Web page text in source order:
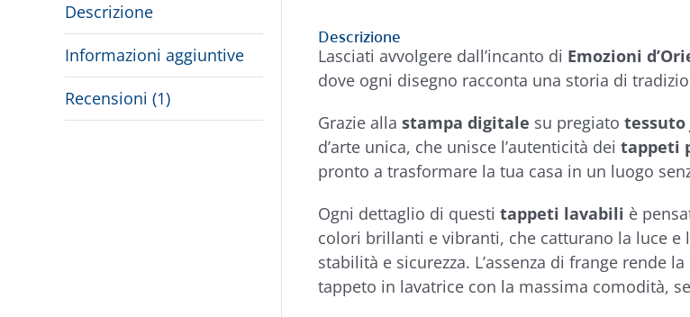
Descrizione
Informazioni aggiuntive
Recensioni (1)
Descrizione
Lasciati avvolgere dall’incanto di Emozioni
dove ogni disegno racconta una storia di
Grazie alla stampa digitale su pregiato tessuto
d’arte unica, che unisce l’autenticità dei tappeti
pronto a trasformare la tua casa in un luogo
Ogni dettaglio di questi tappeti lavabili è
colori brillanti e vibranti, che catturano la luce e
stabilità e sicurezza. L’assenza di frange rende
tappeto in lavatrice con la massima comodità,